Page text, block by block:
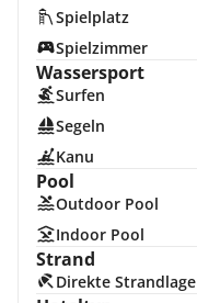
Spielplatz
Spielzimmer
Wassersport
Surfen
Segeln
Kanu
Pool
Outdoor Pool
Indoor Pool
Strand
Direkte Strandlage